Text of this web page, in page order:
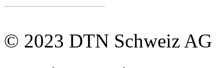
© 2023 DTN Schweiz AG